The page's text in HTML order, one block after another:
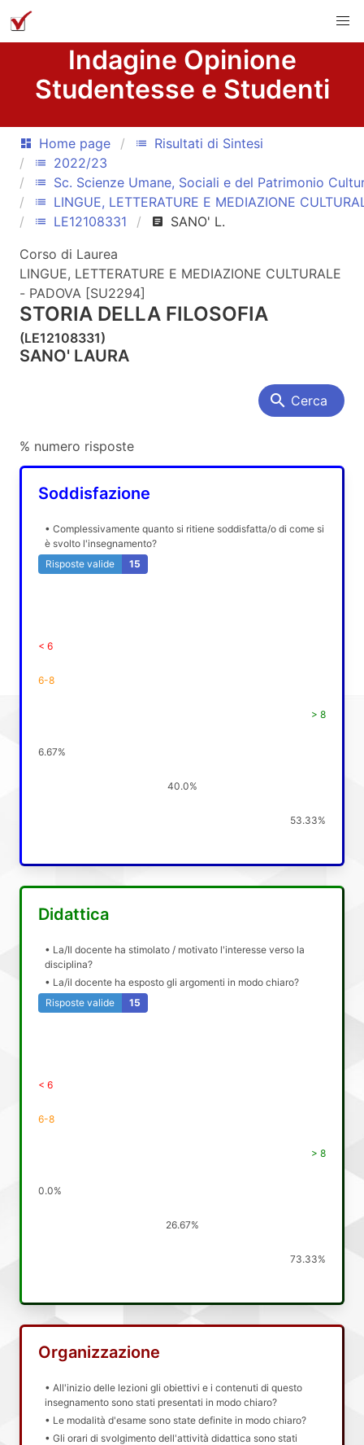
Indagine Opinione
Studentesse e Studenti
dashboard Home page list Risultati di Sintesi
list 2022/23
list Sc. Scienze Umane, Sociali e del Patrimonio
list LINGUE, LETTERATURE E MEDIAZIONE
list LE12108331 article
SANO' L.
Corso di Laurea
LINGUE, LETTERATURE E MEDIAZIONE CULTURALE
- PADOVA [SU2294]
STORIA DELLA FILOSOFIA
(LE12108331)
SANO' LAURA
search Cerca
% numero risposte
Soddisfazione
• Complessivamente quanto si ritiene soddisfatta/o di come si
è svolto l'insegnamento?
Risposte valide
15
< 6
6-8
> 8
6.67%
40.0%
53.33%
Didattica
• La/Il docente ha stimolato / motivato l'interesse verso la
disciplina?
• La/il docente ha esposto gli argomenti in modo chiaro?
Risposte valide
15
< 6
6-8
> 8
0.0%
26.67%
73.33%
Organizzazione
• All'inizio delle lezioni gli obiettivi e i contenuti di questo
insegnamento sono stati presentati in modo chiaro?
• Le modalità d'esame sono state definite in modo chiaro?
• Gli orari di svolgimento dell'attività didattica sono stati